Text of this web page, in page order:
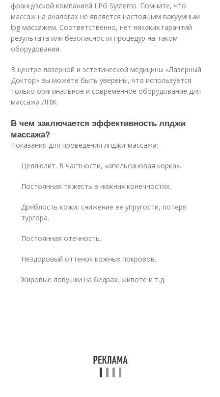
французской компанией LPG Systems. Помните, что
массаж на аналогах не является настоящим вакуумным
lpg массажем. Соответственно, нет никаких гарантий
результата или безопасности процедур на таком
оборудовании.
В центре лазерной и эстетической медицины «Лазерный
Доктор» вы можете быть уверены, что используется
только оригинальное и современное оборудование для
массажа ЛПЖ.
В чем заключается эффективность лпджи
массажа?
Показания для проведения лпджи-массажа:
Целлюлит. В частности, «апельсиновая корка».
Постоянная тяжесть в нижних конечностях.
Дряблость кожи, снижение ее упругости, потеря
тургора.
Постоянная отечность.
Нездоровый оттенок кожных покровов.
Жировые ловушки на бедрах, животе и т.д.